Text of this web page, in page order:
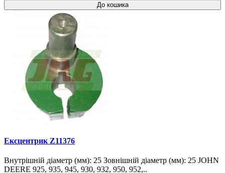
До кошика
Ексцентрик Z11376
Внутрішній діаметр (мм): 25 Зовнішній діаметр (мм): 25 JOHN
DEERE 925, 935, 945, 930, 932, 950, 952,..